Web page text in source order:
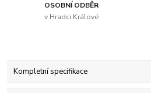
OSOBNÍ ODBĚR
v Hradci Králové
Kompletní specifikace